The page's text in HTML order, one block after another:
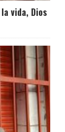
vida, Dios